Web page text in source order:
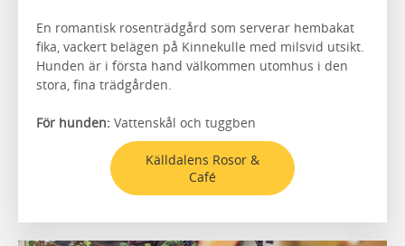
En romantisk rosenträdgård som serverar hembakat
fika, vackert belägen på Kinnekulle med milsvid utsikt.
Hunden är i första hand välkommen utomhus i den
stora, fina trädgården.
För hunden: Vattenskål och tuggben
Källdalens Rosor &
Café